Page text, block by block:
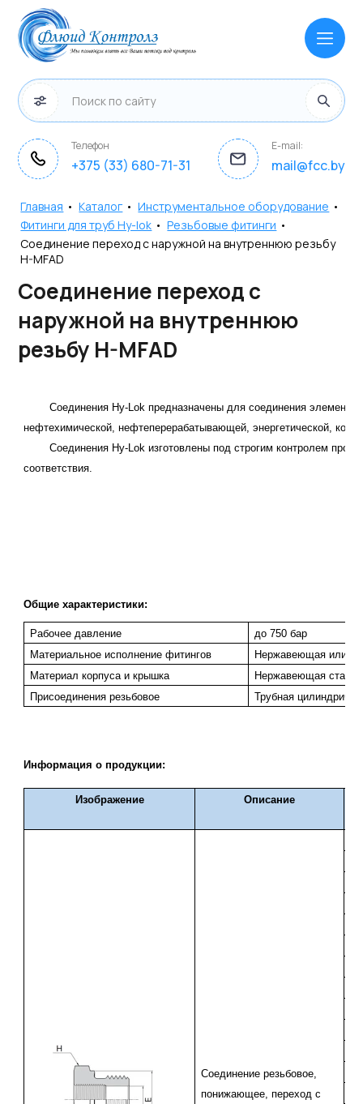
Телефон
+375 (33) 680-71-31
E-mail:
mail@fcc.by
Главная • Каталог • Инструментальное оборудование •
Фитинги для труб Hy-lok • Резьбовые фитинги •
Соединение переход с наружной на внутреннюю резьбу
H-MFAD
Соединение переход с
наружной на внутреннюю
резьбу H-MFAD
Соединения Hy-Lok предназначены для соединения
нефтехимической, нефтеперерабатывающей, энергетической,
Соединения Hy-Lok изготовлены под строгим контролем
соответствия.
Общие характеристики:
Рабочее давление
до 750 бар
Материальное исполнение фитингов
Нержавеющая или
Материал корпуса и крышка
Нержавеющая сталь
Присоединения резьбовое
Трубная
Информация о продукции:
Изображение Описание
Cоединение резьбовое,
понижающее, переход с